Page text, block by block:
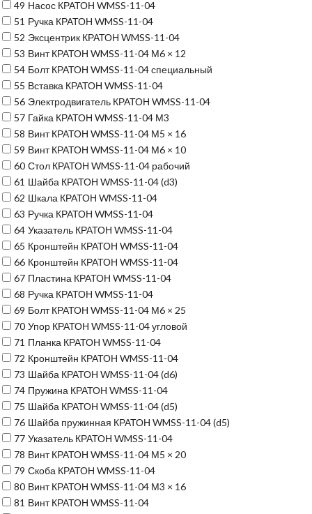
49 Насос КРАТОН WMSS-11-04
51 Ручка КРАТОН WMSS-11-04
52 Эксцентрик КРАТОН WMSS-11-04
53 Винт КРАТОН WMSS-11-04 М6 × 12
54 Болт КРАТОН WMSS-11-04 специальный
55 Вставка КРАТОН WMSS-11-04
56 Электродвигатель КРАТОН WMSS-11-04
57 Гайка КРАТОН WMSS-11-04 М3
58 Винт КРАТОН WMSS-11-04 М5 × 16
59 Винт КРАТОН WMSS-11-04 М6 × 10
60 Стол КРАТОН WMSS-11-04 рабочий
61 Шайба КРАТОН WMSS-11-04 (d3)
62 Шкала КРАТОН WMSS-11-04
63 Ручка КРАТОН WMSS-11-04
64 Указатель КРАТОН WMSS-11-04
65 Кронштейн КРАТОН WMSS-11-04
66 Кронштейн КРАТОН WMSS-11-04
67 Пластина КРАТОН WMSS-11-04
68 Ручка КРАТОН WMSS-11-04
69 Болт КРАТОН WMSS-11-04 М6 × 25
70 Упор КРАТОН WMSS-11-04 угловой
71 Планка КРАТОН WMSS-11-04
72 Кронштейн КРАТОН WMSS-11-04
73 Шайба КРАТОН WMSS-11-04 (d6)
74 Пружина КРАТОН WMSS-11-04
75 Шайба КРАТОН WMSS-11-04 (d5)
76 Шайба пружинная КРАТОН WMSS-11-04 (d5)
77 Указатель КРАТОН WMSS-11-04
78 Винт КРАТОН WMSS-11-04 М5 × 20
79 Скоба КРАТОН WMSS-11-04
80 Винт КРАТОН WMSS-11-04 М3 × 16
81 Винт КРАТОН WMSS-11-04